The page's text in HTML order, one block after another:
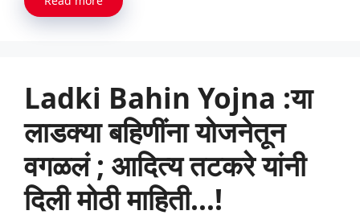
Ladki Bahin Yojna :या
लाडक्या बहिणींना योजनेतून
वगळलं ; आदित्य तटकरे यांनी
दिली मोठी माहिती…!